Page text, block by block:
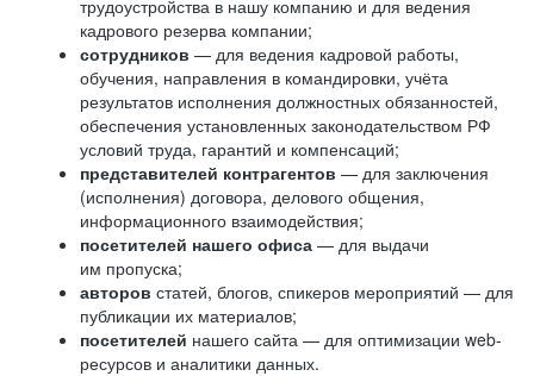
трудоустройства в нашу компанию и для ведения
кадрового резерва компании;
сотрудников — для ведения кадровой работы,
обучения, направления в командировки, учёта
результатов исполнения должностных обязанностей,
обеспечения установленных законодательством РФ
условий труда, гарантий и компенсаций;
представителей контрагентов — для заключения
(исполнения) договора, делового общения,
информационного взаимодействия;
посетителей нашего офиса — для выдачи
им пропуска;
авторов статей, блогов, спикеров мероприятий — для
публикации их материалов;
посетителей нашего сайта — для оптимизации web-
ресурсов и аналитики данных.